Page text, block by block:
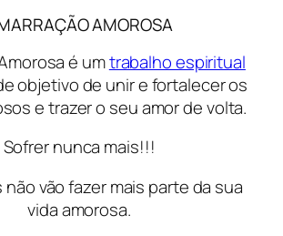
AMOROSA
é umtrabalho espiritual
objetivo de unir e fortalecer os
e trazer o seu amor de volta.
Sofrer nunca mais!!!
vão fazer mais parte da sua
vida amorosa.